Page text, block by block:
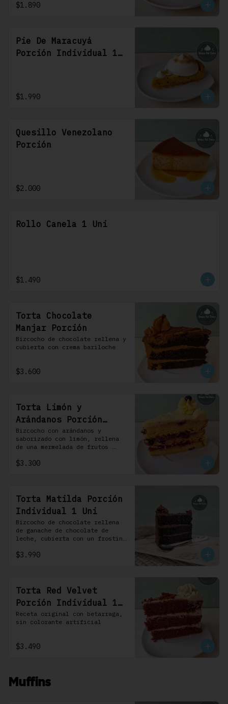
$1.890
Pie De Maracuyá
Porción Individual 1
$1.990
Quesillo Venezolano
Porción
$2.000
Rollo Canela 1 Uni
$1.490
Torta Chocolate
Manjar Porción
Bizcocho de chocolate rellena y
cubierta con crema bariloche
$3.600
Torta Limón y
Arándanos Porción
Individual 1 Uni
Bizcocho con arándanos y
saborizado con limón, rellena
de una mermelada de frutos
frosting de queso de crema.
$3.300
Torta Matilda Porción
Individual 1 Uni
Bizcocho de chocolate rellena
de ganache de chocolate de
leche, cubierta con un frosting
$3.990
Torta Red Velvet
Porción Individual 1
Uni
Receta original con betarraga,
sin colorante artificial
$3.490
Muffins